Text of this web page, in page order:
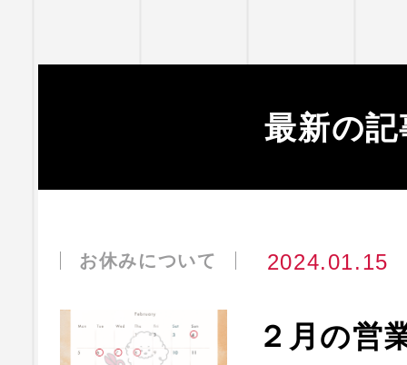
最新の記
お休みについて 2024.01.15
２月の営